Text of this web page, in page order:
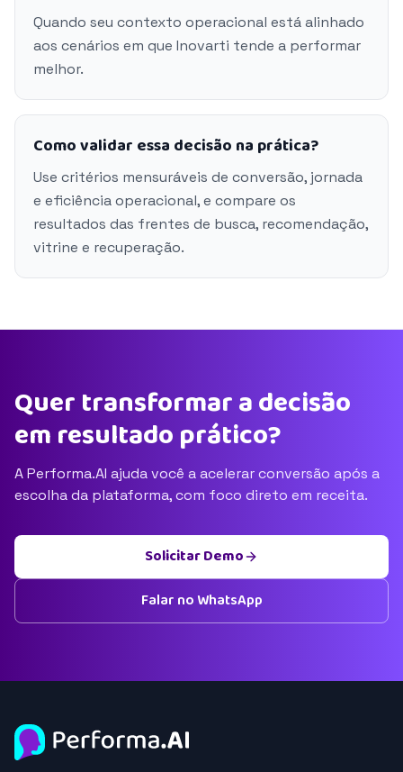
Quando seu contexto operacional está alinhado
aos cenários em que Inovarti tende a performar
melhor.
Como validar essa decisão na prática?
Use critérios mensuráveis de conversão, jornada
e eficiência operacional, e compare os
resultados das frentes de busca, recomendação,
vitrine e recuperação.
Quer transformar a decisão
em resultado prático?
A Performa.AI ajuda você a acelerar conversão após a
escolha da plataforma, com foco direto em receita.
Solicitar Demo
Falar no WhatsApp